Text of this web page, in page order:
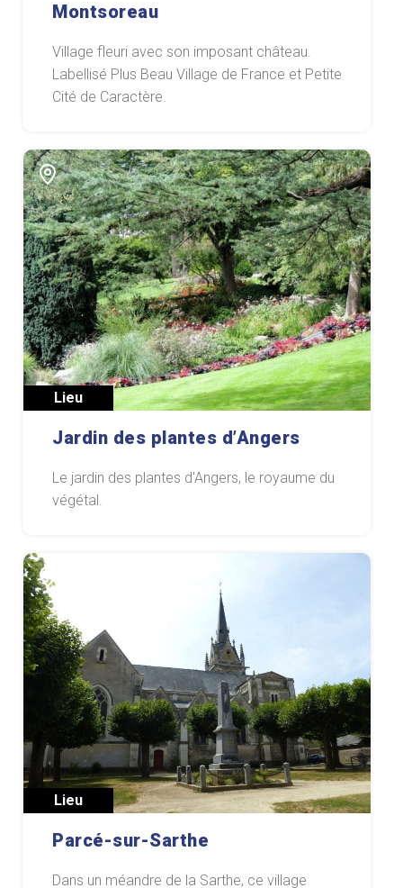
Montsoreau
Village fleuri avec son imposant château.
Labellisé Plus Beau Village de France et Petite
Cité de Caractère.
Lieu
Jardin des plantes d’Angers
Le jardin des plantes d'Angers, le royaume du
végétal.
Lieu
Parcé-sur-Sarthe
Dans un méandre de la Sarthe, ce village